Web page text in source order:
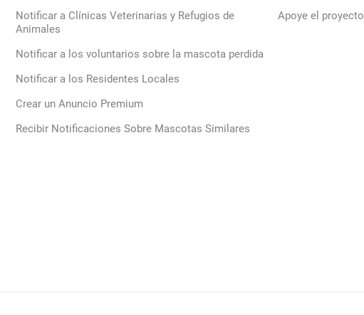
Notificar a Clínicas Veterinarias y Refugios de
Animales
Notificar a los voluntarios sobre la mascota perdida
Notificar a los Residentes Locales
Crear un Anuncio Premium
Recibir Notificaciones Sobre Mascotas Similares
Apoye el proyecto